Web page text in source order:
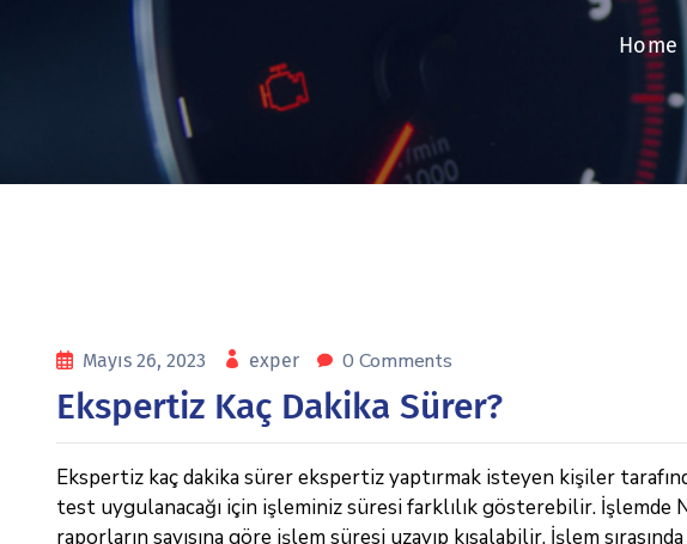
Home
Mayıs 26, 2023 exper 0 Comments
Ekspertiz Kaç Dakika Sürer?
Ekspertiz kaç dakika sürer ekspertiz yaptırmak isteyen kişiler
test uygulanacağı için işleminiz süresi farklılık gösterebilir. İşlemde
raporların sayısına göre işlem süresi uzayıp kısalabilir. İşlem